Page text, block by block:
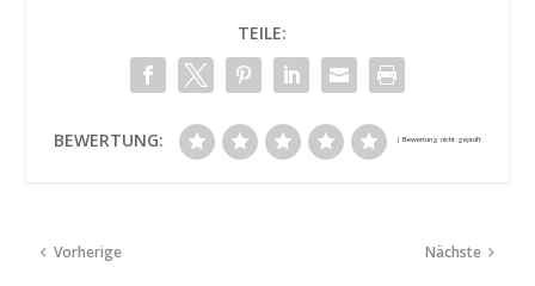
TEILE:
BEWERTUNG:
Vorherige Nächste